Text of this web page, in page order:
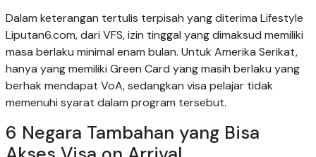
Dalam keterangan tertulis terpisah yang diterima Lifestyle
Liputan6.com, dari VFS, izin tinggal yang dimaksud memiliki
masa berlaku minimal enam bulan. Untuk Amerika Serikat,
hanya yang memiliki Green Card yang masih berlaku yang
berhak mendapat VoA, sedangkan visa pelajar tidak
memenuhi syarat dalam program tersebut.
6 Negara Tambahan yang Bisa